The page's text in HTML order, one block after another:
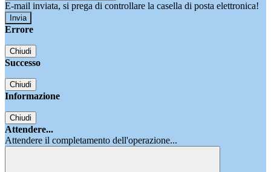
E-mail inviata, si prega di controllare la casella di posta elettronica!
Errore
Chiudi
Successo
Chiudi
Informazione
Chiudi
Attendere...
Attendere il completamento dell'operazione...